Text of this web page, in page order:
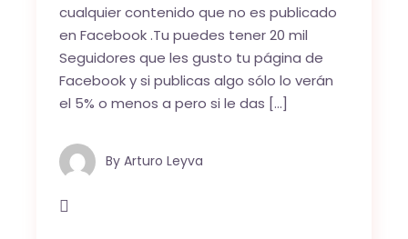
cualquier contenido que no es publicado
en Facebook .Tu puedes tener 20 mil
Seguidores que les gusto tu página de
Facebook y si publicas algo sólo lo verán
el 5% o menos a pero si le das […]
By Arturo Leyva